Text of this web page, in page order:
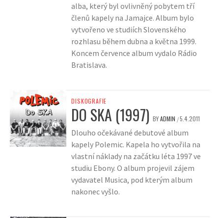
alba, který byl ovlivněný pobytem tří
členů kapely na Jamajce. Album bylo
vytvořeno ve studiích Slovenského
rozhlasu během dubna a května 1999.
Koncem července album vydalo Rádio
Bratislava.
DISKOGRAFIE
DO SKA (1997) BYADMIN /5.4.2011
Dlouho očekávané debutové album
kapely Polemic. Kapela ho vytvořila na
vlastní náklady na začátku léta 1997 ve
studiu Ebony. O album projevil zájem
vydavatel Musica, pod kterým album
nakonec vyšlo.